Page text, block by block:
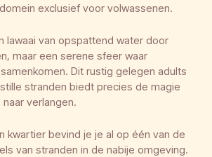
exclusief voor volwassenen.
lawaai van opspattend water door
maar een serene sfeer waar
Dit rustig gelegen adults
stranden biedt precies de magie
verlangen.
kwartier bevind je je al op één van de
van stranden in de nabije omgeving.